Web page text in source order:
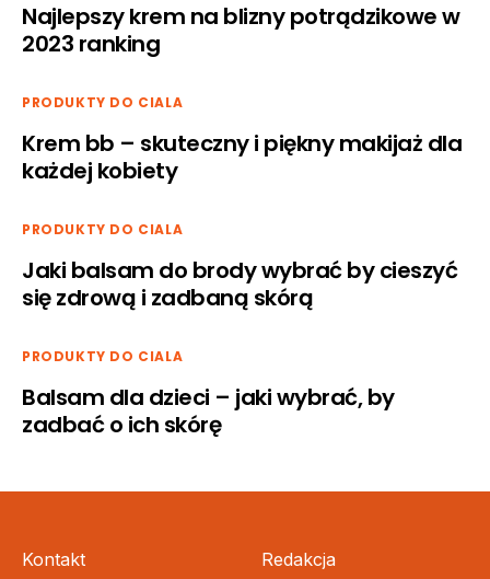
Najlepszy krem na blizny potrądzikowe w
2023 ranking
PRODUKTY DO CIALA
Krem bb – skuteczny i piękny makijaż dla
każdej kobiety
PRODUKTY DO CIALA
Jaki balsam do brody wybrać by cieszyć
się zdrową i zadbaną skórą
PRODUKTY DO CIALA
Balsam dla dzieci – jaki wybrać, by
zadbać o ich skórę
Kontakt Redakcja